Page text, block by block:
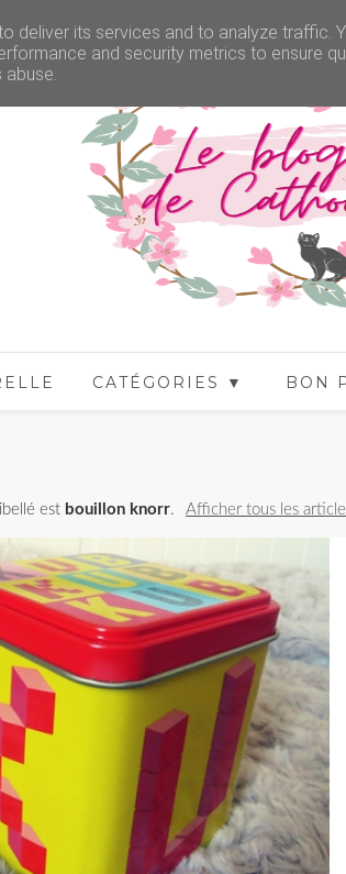
CATÉGORIES ▼ BON
est bouillon knorr. Afficher tous les
deliver its services and to analyze traffic.
and security metrics to ensure